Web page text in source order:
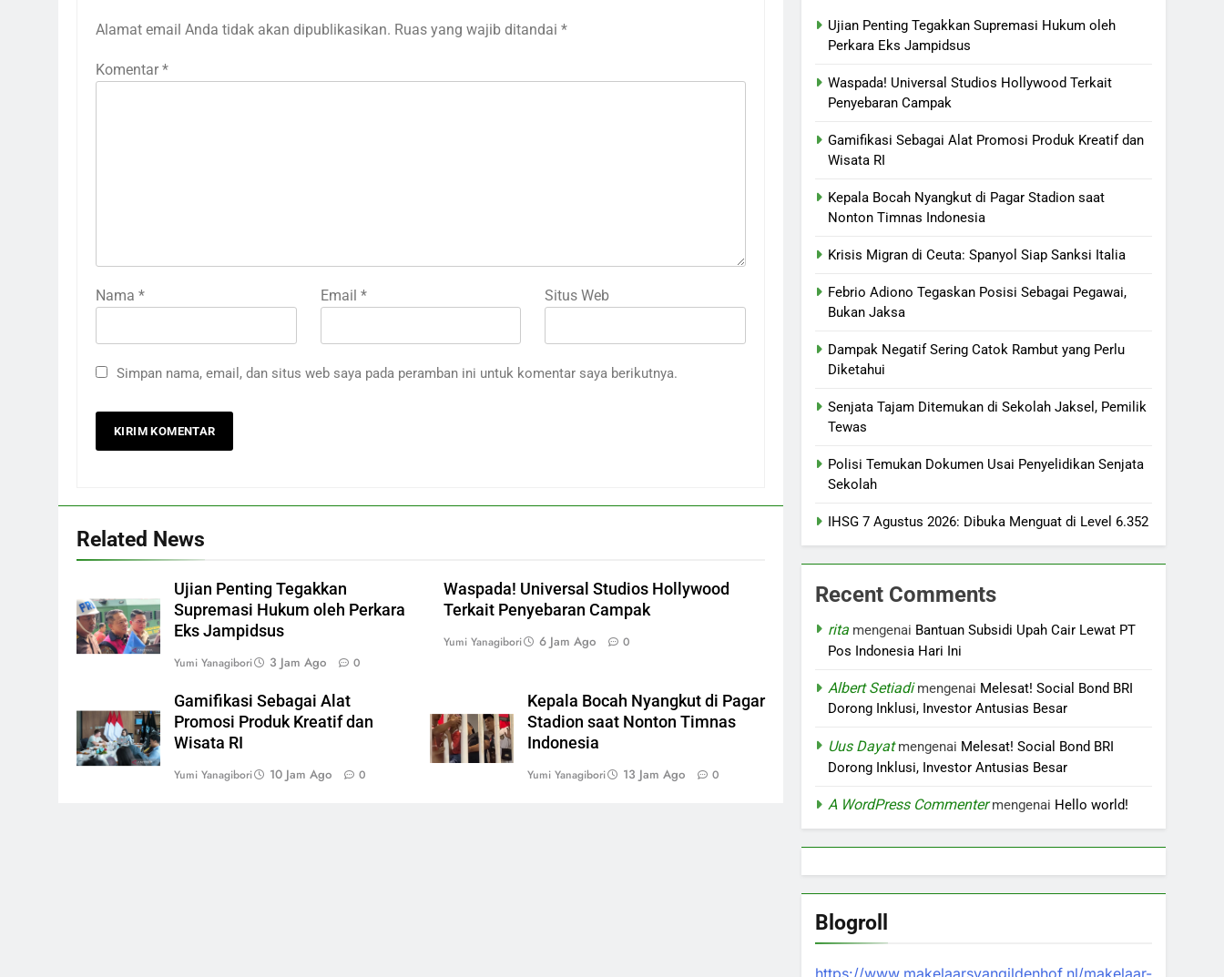
Alamat email Anda tidak akan dipublikasikan. Ruas yang wajib ditandai *
Komentar *
Nama * Email * Situs Web
Simpan nama, email, dan situs web saya pada peramban ini untuk komentar saya berikutnya.
Related News
Ujian Penting Tegakkan
Supremasi Hukum oleh Perkara
Eks Jampidsus
Yumi Yanagibori 3 Jam Ago 0
Waspada! Universal Studios Hollywood
Terkait Penyebaran Campak
Yumi Yanagibori 6 Jam Ago 0
Gamifikasi Sebagai Alat
Promosi Produk Kreatif dan
Wisata RI
Yumi Yanagibori 10 Jam Ago 0
Kepala Bocah Nyangkut di Pagar
Stadion saat Nonton Timnas
Indonesia
Yumi Yanagibori 13 Jam Ago 0
Ujian Penting Tegakkan Supremasi Hukum oleh
Perkara Eks Jampidsus
Waspada! Universal Studios Hollywood Terkait
Penyebaran Campak
Gamifikasi Sebagai Alat Promosi Produk Kreatif dan
Wisata RI
Kepala Bocah Nyangkut di Pagar Stadion saat
Nonton Timnas Indonesia
Krisis Migran di Ceuta: Spanyol Siap Sanksi Italia
Febrio Adiono Tegaskan Posisi Sebagai Pegawai,
Bukan Jaksa
Dampak Negatif Sering Catok Rambut yang Perlu
Diketahui
Senjata Tajam Ditemukan di Sekolah Jaksel, Pemilik
Tewas
Polisi Temukan Dokumen Usai Penyelidikan Senjata
Sekolah
IHSG 7 Agustus 2026: Dibuka Menguat di Level 6.352
Recent Comments
rita mengenai Bantuan Subsidi Upah Cair Lewat PT
Pos Indonesia Hari Ini
Albert Setiadimengenai Melesat! Social Bond BRI
Dorong Inklusi, Investor Antusias Besar
Uus Dayatmengenai Melesat! Social Bond BRI
Dorong Inklusi, Investor Antusias Besar
A WordPress Commentermengenai Hello world!
Blogroll
https://www.makelaarsvangildenhof.nl/makelaar-